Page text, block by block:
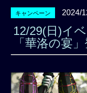
キャンペーン 2024/
12/29(日)イ
「華洛の宴」